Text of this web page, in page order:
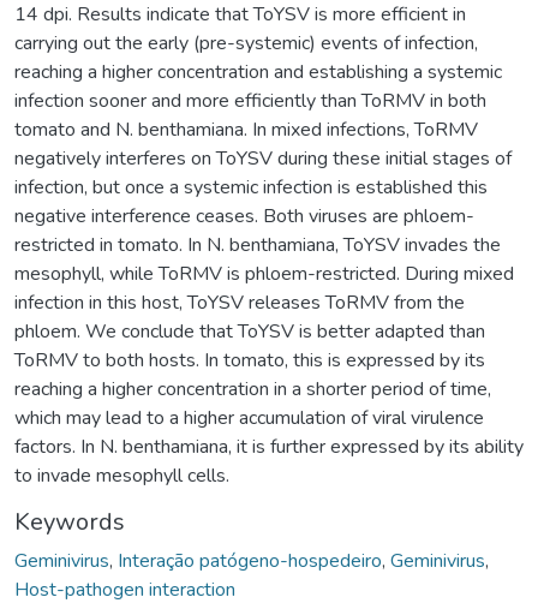
14 dpi. Results indicate that ToYSV is more efficient in
carrying out the early (pre-systemic) events of infection,
reaching a higher concentration and establishing a systemic
infection sooner and more efficiently than ToRMV in both
tomato and N. benthamiana. In mixed infections, ToRMV
negatively interferes on ToYSV during these initial stages of
infection, but once a systemic infection is established this
negative interference ceases. Both viruses are phloem-
restricted in tomato. In N. benthamiana, ToYSV invades the
mesophyll, while ToRMV is phloem-restricted. During mixed
infection in this host, ToYSV releases ToRMV from the
phloem. We conclude that ToYSV is better adapted than
ToRMV to both hosts. In tomato, this is expressed by its
reaching a higher concentration in a shorter period of time,
which may lead to a higher accumulation of viral virulence
factors. In N. benthamiana, it is further expressed by its ability
to invade mesophyll cells.
Keywords
Geminivirus, Interação patógeno-hospedeiro, Geminivirus,
Host-pathogen interaction